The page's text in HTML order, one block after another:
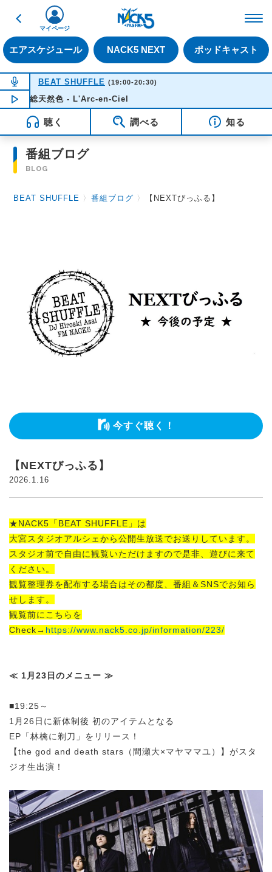
戻る
エアスケジュール NACK5 NEXT ポッドキャスト
マイページ
NOW ON AIR
BEAT SHUFFLE (19:00-20:30)
NOW PLAYING19:15
天然色 - L'Arc-en-Ciel
聴く 調べる 知る
番組ブログ
BLOG
BEAT SHUFFLE 〉番組ブログ 〉 【NEXTびっふる】
今すぐ聴く！
【NEXTびっふる】
2026.1.16
★NACK5「BEAT SHUFFLE」は
大宮スタジオアルシェから公開生放送でお送りしています。
スタジオ前で自由に観覧いただけますので是非、遊びに来て
ください。
観覧整理券を配布する場合はその都度、番組＆SNSでお知ら
せします。
観覧前にこちらを
Check→ https://www.nack5.co.jp/information/223/
≪ 1月23日のメニュー ≫
■19:25～
1月26日に新体制後 初のアイテムとなる
EP「林檎に剃刀」をリリース！
【the god and death stars（間瀬大×マヤママユ）】がスタ
ジオ生出演！